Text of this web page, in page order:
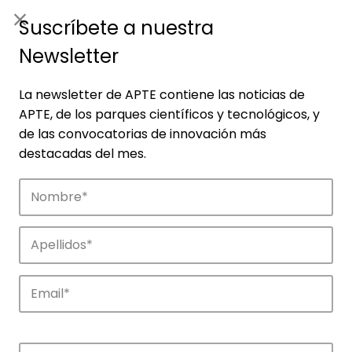
Agenda
Explora y descubre los eventos de APTE y
de sus parques científicos y
Suscríbete a nuestra
Newsletter
La newsletter de APTE contiene las noticias de
APTE, de los parques científicos y tecnológicos, y
de las convocatorias de innovación más
destacadas del mes.